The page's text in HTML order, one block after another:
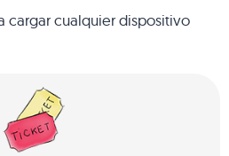
cargar cualquier dispositivo